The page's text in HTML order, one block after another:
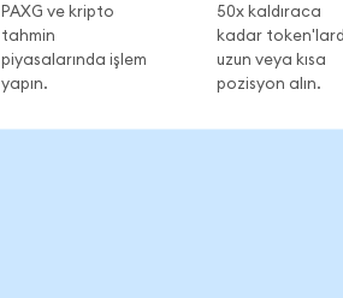
PAXG ve kripto
tahmin
piyasalarında işlem
yapın.
50x kaldıraca
kadar
uzun veya kısa
pozisyon alın.